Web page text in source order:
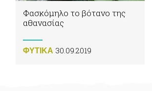
Φασκόμηλο το βότανο της
αθανασίας
ΦΥΤΙΚA 30.09.2019